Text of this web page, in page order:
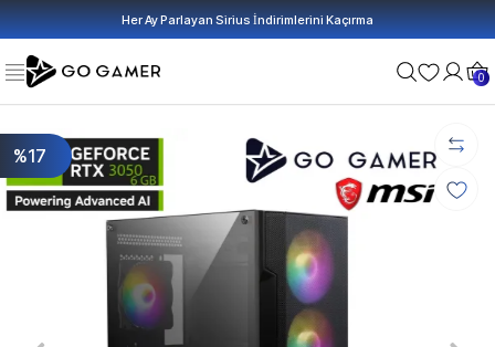
Her Ay Parlayan Sirius İndirimlerini Kaçırma
0
%17